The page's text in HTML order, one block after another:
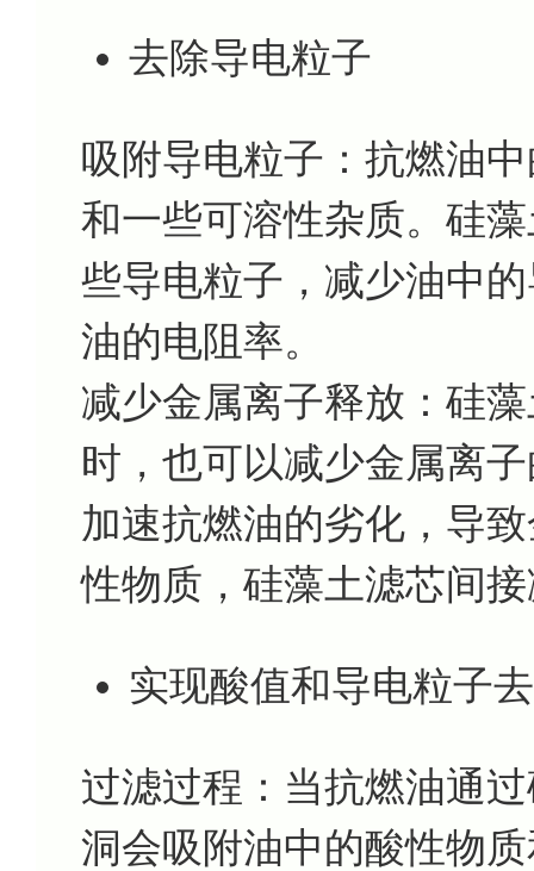
去除导电粒子
吸附导电粒子：抗燃油
和一些可溶性杂质。硅
些导电粒子，减少油中
油的电阻率。
减少金属离子释放：硅
时，也可以减少金属离
加速抗燃油的劣化，导
性物质，硅藻土滤芯间
实现酸值和导电粒子
过滤过程：当抗燃油通
洞会吸附油中的酸性物